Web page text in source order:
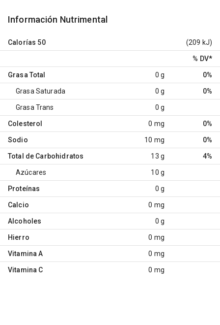
Información Nutrimental
Calorías 50 (209 kJ)
% DV*
Grasa Total 0 g 0%
Grasa Saturada 0 g 0%
Grasa Trans 0 g
Colesterol 0 mg 0%
Sodio 10 mg 0%
Total de Carbohidratos 13 g 4%
Azúcares 10 g
Proteínas 0 g
Calcio 0 mg
Alcoholes 0 g
Hierro 0 mg
Vitamina A 0 mg
Vitamina C 0 mg